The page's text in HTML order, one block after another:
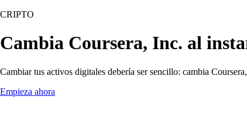
CRIPTO
Cambia Coursera, Inc. al
Cambiar tus activos digitales debería ser sencillo: cambia
Empieza ahora